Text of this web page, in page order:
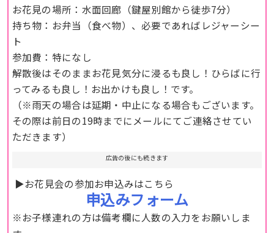
お花見の場所：水面回廊（鍵屋別館から徒歩7分）
持ち物：お弁当（食べ物）、必要であればレジャーシー
ト
参加費：特になし
解散後はそのままお花見気分に浸るも良し！ひらばに行
ってみるも良し！お出かけも良し！です。
（※雨天の場合は延期・中止になる場合もございます。
その際は前日の19時までにメールにてご連絡させてい
ただきます）
広告の後にも続きます
▶︎お花見会の参加お申込みはこちら
申込みフォーム
※お子様連れの方は備考欄に人数の入力をお願いしま